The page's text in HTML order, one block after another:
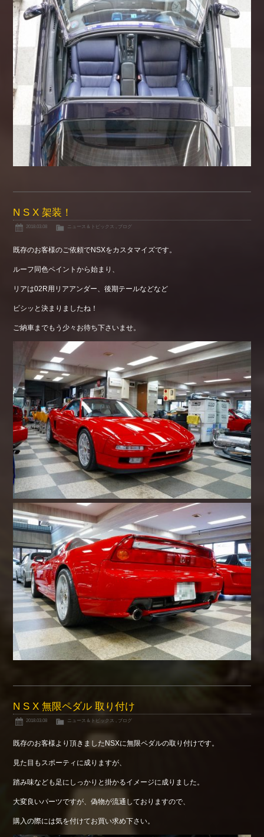
N S X 架装！
2018.03.08 ニュース＆トピックス ブログ
既存のお客様のご依頼でNSXをカスタマイズです。
ルーフ同色ペイントから始まり、
リアは02R用リアアンダー、後期テールなどなど
ビシッと決まりましたね！
ご納車までもう少々お待ち下さいませ。
N S X 無限ペダル 取り付け
2018.03.08 ニュース＆トピックス ブログ
既存のお客様より頂きましたNSXに無限ペダルの取り付けです。
見た目もスポーティに成りますが、
踏み味なども足にしっかりと掛かるイメージに成りました。
大変良いパーツですが、偽物が流通しておりますので、
購入の際には気を付けてお買い求め下さい。